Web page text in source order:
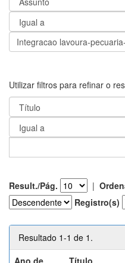
Utilizar filtros para refinar o
Result./Pág. |
Registro(s)
Resultado 1-1 de 1.
Ano de
Título